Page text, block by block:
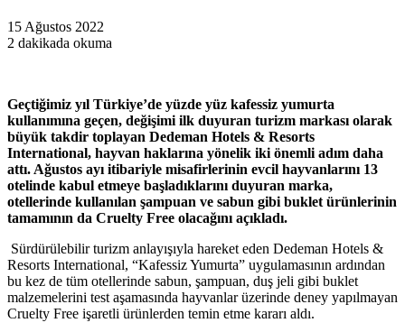
15 Ağustos 2022
2 dakikada okuma
Geçtiğimiz yıl Türkiye’de yüzde yüz kafessiz yumurta
kullanımına geçen, değişimi ilk duyuran turizm markası olarak
büyük takdir toplayan Dedeman Hotels & Resorts
International, hayvan haklarına yönelik iki önemli adım daha
attı. Ağustos ayı itibariyle misafirlerinin evcil hayvanlarını 13
otelinde kabul etmeye başladıklarını duyuran marka,
otellerinde kullanılan şampuan ve sabun gibi buklet ürünlerinin
tamamının da Cruelty Free olacağını açıkladı.
Sürdürülebilir turizm anlayışıyla hareket eden Dedeman Hotels &
Resorts International, “Kafessiz Yumurta” uygulamasının ardından
bu kez de tüm otellerinde sabun, şampuan, duş jeli gibi buklet
malzemelerini test aşamasında hayvanlar üzerinde deney yapılmayan
Cruelty Free işaretli ürünlerden temin etme kararı aldı.